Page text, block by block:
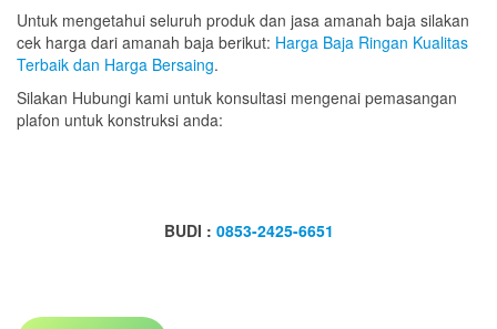
Untuk mengetahui seluruh produk dan jasa amanah baja silakan
cek harga dari amanah baja berikut: Harga Baja Ringan Kualitas
Terbaik dan Harga Bersaing.
Silakan Hubungi kami untuk konsultasi mengenai pemasangan
plafon untuk konstruksi anda:
BUDI : 0853-2425-6651